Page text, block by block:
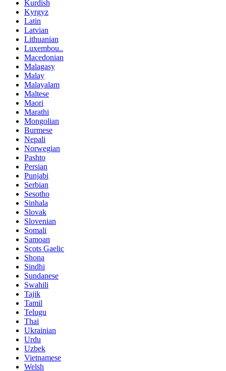
Kurdish
Kyrgyz
Latin
Latvian
Lithuanian
Luxembou..
Macedonian
Malagasy
Malay
Malayalam
Maltese
Maori
Marathi
Mongolian
Burmese
Nepali
Norwegian
Pashto
Persian
Punjabi
Serbian
Sesotho
Sinhala
Slovak
Slovenian
Somali
Samoan
Scots Gaelic
Shona
Sindhi
Sundanese
Swahili
Tajik
Tamil
Telugu
Thai
Ukrainian
Urdu
Uzbek
Vietnamese
Welsh